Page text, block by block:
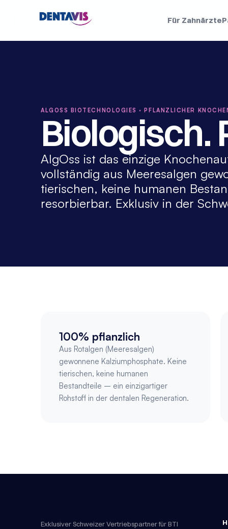
Für Zahnärzte
ALGOSS BIOTECHNOLOGIES · PFLANZLICHER
Biologisch.
AlgOss ist das einzige
vollständig aus Meeresalgen
tierischen, keine humanen
resorbierbar. Exklusiv in der
100% pflanzlich
Aus Rotalgen (Meeresalgen)
gewonnene Kalziumphosphate. Keine
tierischen, keine humanen
Bestandteile – ein einzigartiger
Rohstoff in der dentalen Regeneration.
Exklusiver Schweizer Vertriebspartner für BTI